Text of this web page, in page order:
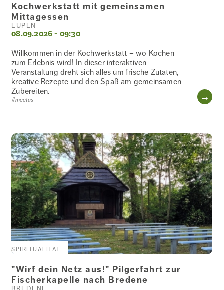
UNTERWEGS
WOHNEN
EUPEN
08.09.2026 - 09:30
Kochwerkstatt mit gemeinsamen
Mittagessen
Willkommen in der Kochwerkstatt – wo Kochen
zum Erlebnis wird! In dieser interaktiven
Veranstaltung dreht sich alles um frische Zutaten,
kreative Rezepte und den Spaß am gemeinsamen
Zubereiten.
#meetus
SPIRITUALITÄT
"Wirf dein Netz aus!" Pilgerfahrt zur
Fischerkapelle nach Bredene